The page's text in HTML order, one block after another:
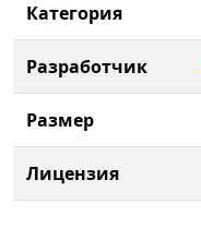
Категория
Разработчик
Размер
Лицензия